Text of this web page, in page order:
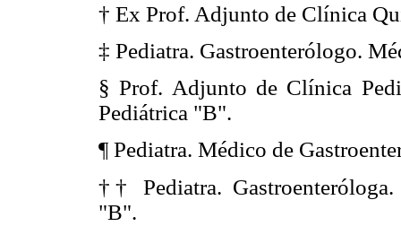
† Ex Prof. Adjunto de Clínica
‡ Pediatra. Gastroenterólogo.
§ Prof. Adjunto de Clínica
Pediátrica "B".
¶ Pediatra. Médico de
††
Pediatra.
"B".